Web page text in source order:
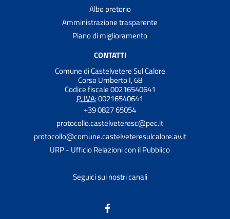
Albo pretorio
Amministrazione trasparente
Piano di miglioramento
CONTATTI
Comune di Castelvetere Sul Calore
Corso Umberto I, 68
Codice fiscale 00216540641
P. IVA:00216540641
+39 0827 65054
protocollo.castelveteresc@pec.it
protocollo@comune.castelveteresulcalore.av.it
URP - Ufficio Relazioni con il Pubblico
Seguici sui nostri canali